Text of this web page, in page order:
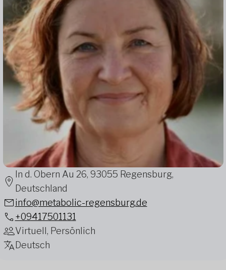
In d. Obern Au 26, 93055 Regensburg,
Deutschland
info@metabolic-regensburg.de
+09417501131
Virtuell, Persönlich
Deutsch